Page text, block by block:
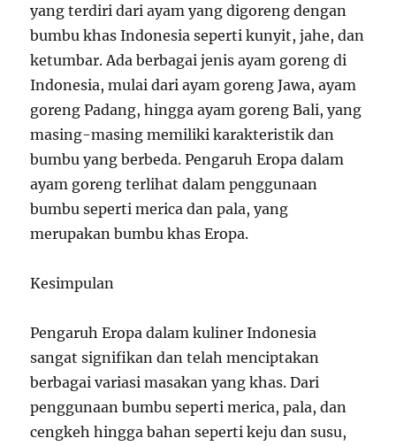
yang terdiri dari ayam yang digoreng dengan
bumbu khas Indonesia seperti kunyit, jahe, dan
ketumbar. Ada berbagai jenis ayam goreng di
Indonesia, mulai dari ayam goreng Jawa, ayam
goreng Padang, hingga ayam goreng Bali, yang
masing-masing memiliki karakteristik dan
bumbu yang berbeda. Pengaruh Eropa dalam
ayam goreng terlihat dalam penggunaan
bumbu seperti merica dan pala, yang
merupakan bumbu khas Eropa.
Kesimpulan
Pengaruh Eropa dalam kuliner Indonesia
sangat signifikan dan telah menciptakan
berbagai variasi masakan yang khas. Dari
penggunaan bumbu seperti merica, pala, dan
cengkeh hingga bahan seperti keju dan susu,